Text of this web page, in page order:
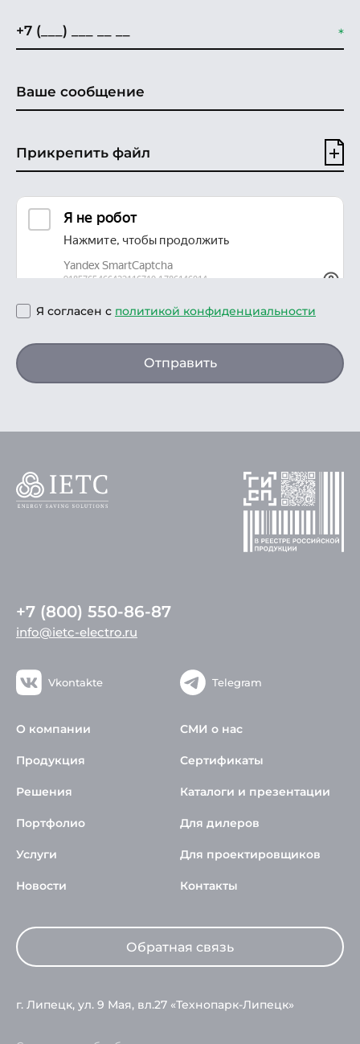
Прикрепить файл
Я согласен с политикой конфиденциальности
Отправить
+7 (800) 550-86-87
info@ietc-electro.ru
Vkontakte Telegram
О компании
Продукция
Решения
Портфолио
Услуги
Новости
СМИ о нас
Сертификаты
Каталоги и презентации
Для дилеров
Для проектировщиков
Контакты
Обратная связь
г. Липецк, ул. 9 Мая, вл.27 «Технопарк-Липецк»